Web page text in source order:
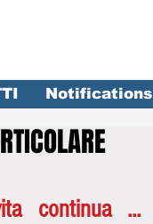
Notifications
continua ...